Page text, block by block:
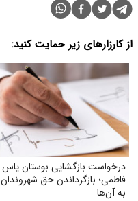
از کارزارهای زیر حمایت کنید:
درخواست بازگشایی بوستان یاس
فاطمی؛ بازگرداندن حق شهروندان
به آن‌ها